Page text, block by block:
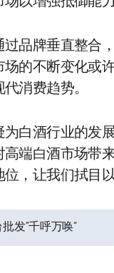
品牌垂直整合
场的不断变化或
消费趋势。
白酒行业的发
端白酒市场带
，让我们拭目以
发“千呼万唤”